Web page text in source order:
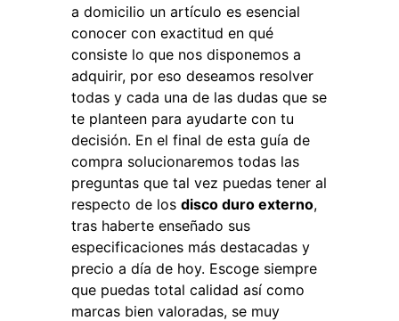
a domicilio un artículo es esencial
conocer con exactitud en qué
consiste lo que nos disponemos a
adquirir, por eso deseamos resolver
todas y cada una de las dudas que se
te planteen para ayudarte con tu
decisión. En el final de esta guía de
compra solucionaremos todas las
preguntas que tal vez puedas tener al
respecto de los disco duro externo,
tras haberte enseñado sus
especificaciones más destacadas y
precio a día de hoy. Escoge siempre
que puedas total calidad así como
marcas bien valoradas, se muy